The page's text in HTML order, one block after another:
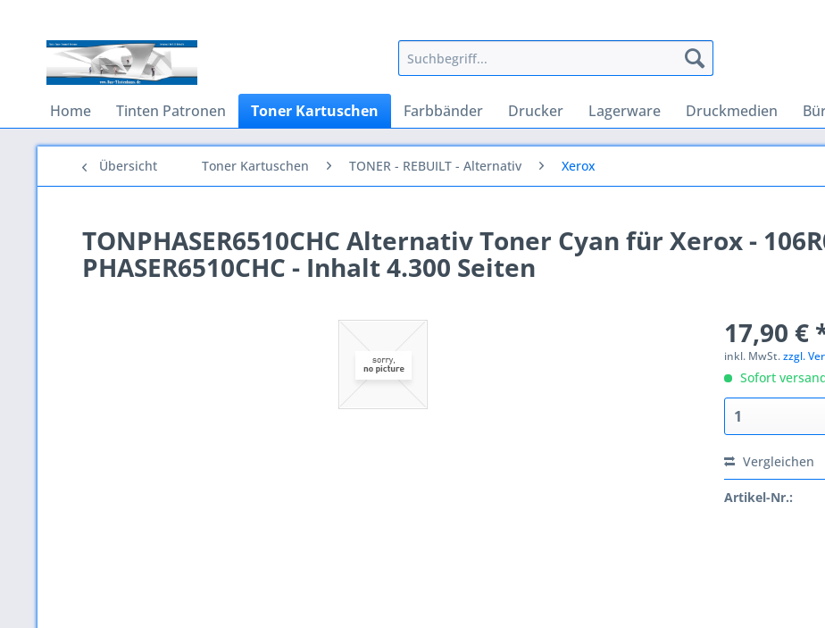
Home Tinten Patronen Toner Kartuschen Farbbänder Drucker Lagerware Druckmedien
Übersicht Toner Kartuschen TONER - REBUILT - Alternativ Xerox
TONPHASER6510CHC Alternativ Toner Cyan für Xerox -
PHASER6510CHC - Inhalt 4.300 Seiten
17,90 €
inkl. MwSt.zzgl.
Sofort
Vergleichen
Artikel-Nr.: